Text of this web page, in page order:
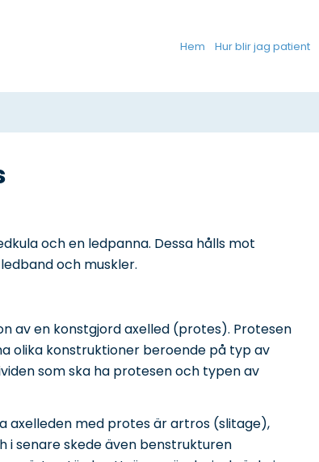
Hem Hur blir jag patient
och en ledpanna. Dessa hålls mot
och muskler.
av en konstgjord axelled (protes). Protesen
olika konstruktioner beroende på typ av
som ska ha protesen och typen av
axelleden med protes är artros (slitage),
i senare skede även benstrukturen